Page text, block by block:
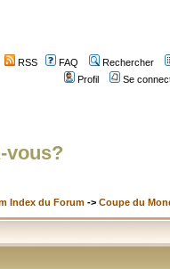
RSS FAQ
Rechercher
Profil
Se
vous?
Index du Forum -> Coupe du